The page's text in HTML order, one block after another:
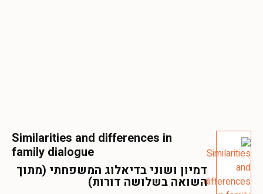
Similarities and differences in
family dialogue
דמיון ושוני בדיאלוג המשפחתי (מתוך
השואה בשלושה דורות)